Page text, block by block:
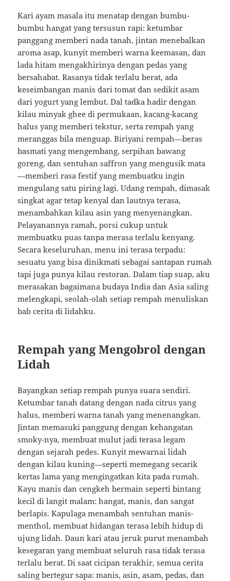
Kari ayam masala itu menatap dengan bumbu-
bumbu hangat yang tersusun rapi: ketumbar
panggang memberi nada tanah, jintan menebalkan
aroma asap, kunyit memberi warna keemasan, dan
lada hitam mengakhirinya dengan pedas yang
bersahabat. Rasanya tidak terlalu berat, ada
keseimbangan manis dari tomat dan sedikit asam
dari yogurt yang lembut. Dal tadka hadir dengan
kilau minyak ghee di permukaan, kacang-kacang
halus yang memberi tekstur, serta rempah yang
meranggas bila menguap. Biriyani rempah—beras
basmati yang mengembang, serpihan bawang
goreng, dan sentuhan saffron yang mengusik mata
—memberi rasa festif yang membuatku ingin
mengulang satu piring lagi. Udang rempah, dimasak
singkat agar tetap kenyal dan lautnya terasa,
menambahkan kilau asin yang menyenangkan.
Pelayanannya ramah, porsi cukup untuk
membuatku puas tanpa merasa terlalu kenyang.
Secara keseluruhan, menu ini terasa terpadu:
sesuatu yang bisa dinikmati sebagai santapan rumah
tapi juga punya kilau restoran. Dalam tiap suap, aku
merasakan bagaimana budaya India dan Asia saling
melengkapi, seolah-olah setiap rempah menuliskan
bab cerita di lidahku.
Rempah yang Mengobrol dengan
Lidah
Bayangkan setiap rempah punya suara sendiri.
Ketumbar tanah datang dengan nada citrus yang
halus, memberi warna tanah yang menenangkan.
Jintan memasuki panggung dengan kehangatan
smoky-nya, membuat mulut jadi terasa legam
dengan sejarah pedes. Kunyit mewarnai lidah
dengan kilau kuning—seperti memegang secarik
kertas lama yang mengingatkan kita pada rumah.
Kayu manis dan cengkeh bermain seperti bintang
kecil di langit malam: hangat, manis, dan sangat
berlapis. Kapulaga menambah sentuhan manis-
menthol, membuat hidangan terasa lebih hidup di
ujung lidah. Daun kari atau jeruk purut menambah
kesegaran yang membuat seluruh rasa tidak terasa
terlalu berat. Di saat cicipan terakhir, semua cerita
saling bertegur sapa: manis, asin, asam, pedas, dan